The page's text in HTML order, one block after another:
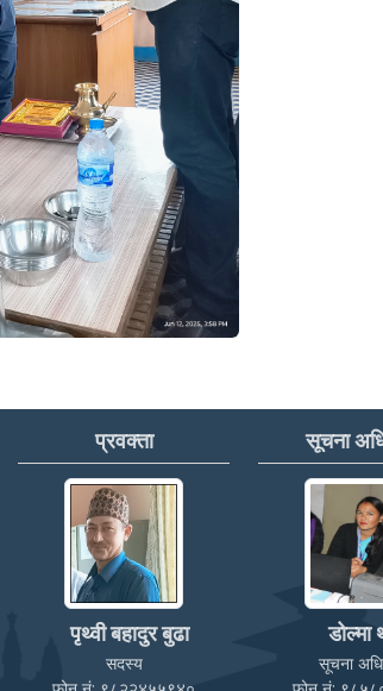
प्रवक्ता
पृथ्वी बहादुर बुढा
सदस्य
सूचना
डोल्मा
सूचना